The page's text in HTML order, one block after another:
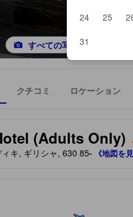
24
25
31
すべての写真を見る
クチコミ ロケーション
(Adults Only)
であり、宿泊施設に備わってい
キ, ギリシャ, 630 85- 《地図を見